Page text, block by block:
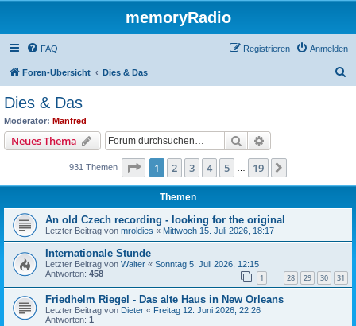
memoryRadio
FAQ Anmelden
Registrieren
Foren-Übersicht Dies & Das
Dies & Das
Moderator: Manfred
Neues Thema Suche
931 Themen Seite 1von 19
1 2 3 4 5 19
Themen
An old Czech recording - looking for the original
Letzter Beitrag von mroldies « Mittwoch 15. Juli 2026, 18:17
Internationale Stunde
Letzter Beitrag von Walter « Sonntag 5. Juli 2026, 12:15
Antworten: 458 1 28 29 30 31
Friedhelm Riegel - Das alte Haus in New Orleans
Letzter Beitrag von Dieter « Freitag 12. Juni 2026, 22:26
Antworten: 1